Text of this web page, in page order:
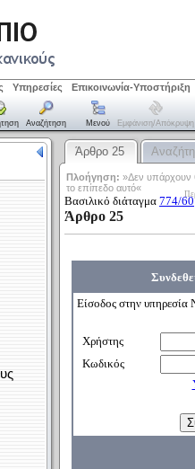
Υπηρεσίες Επικοινωνία-Υποστήριξη
Αναζήτηση Μενού Εμφάνιση/απόκρυψη
Άρθρο 25